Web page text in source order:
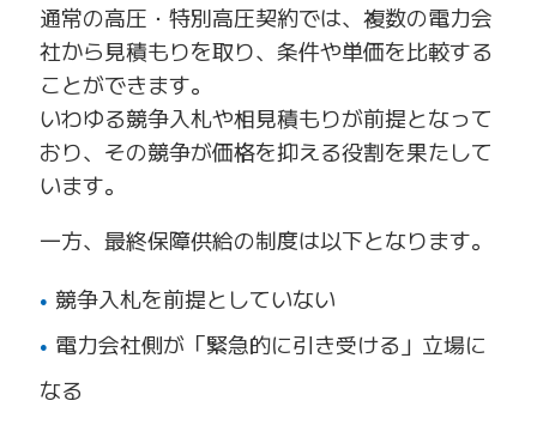
通常の高圧・特別高圧契約では、複数の電力会
社から見積もりを取り、条件や単価を比較する
ことができます。
いわゆる競争入札や相見積もりが前提となって
おり、その競争が価格を抑える役割を果たして
います。
一方、最終保障供給の制度は以下となります。
競争入札を前提としていない
電力会社側が「緊急的に引き受ける」立場に
なる